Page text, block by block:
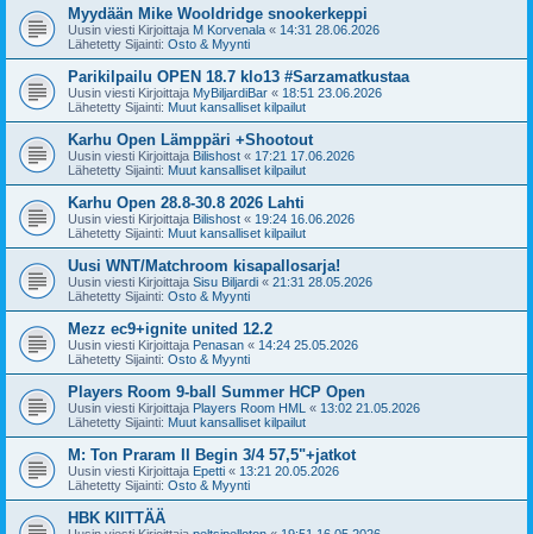
Myydään Mike Wooldridge snookerkeppi
Uusin viesti Kirjoittaja M Korvenala « 14:31 28.06.2026
Lähetetty Sijainti: Osto & Myynti
Parikilpailu OPEN 18.7 klo13 #Sarzamatkustaa
Uusin viesti Kirjoittaja MyBiljardiBar « 18:51 23.06.2026
Lähetetty Sijainti: Muut kansalliset kilpailut
Karhu Open Lämppäri +Shootout
Uusin viesti Kirjoittaja Bilishost « 17:21 17.06.2026
Lähetetty Sijainti: Muut kansalliset kilpailut
Karhu Open 28.8-30.8 2026 Lahti
Uusin viesti Kirjoittaja Bilishost « 19:24 16.06.2026
Lähetetty Sijainti: Muut kansalliset kilpailut
Uusi WNT/Matchroom kisapallosarja!
Uusin viesti Kirjoittaja Sisu Biljardi « 21:31 28.05.2026
Lähetetty Sijainti: Osto & Myynti
Mezz ec9+ignite united 12.2
Uusin viesti Kirjoittaja Penasan « 14:24 25.05.2026
Lähetetty Sijainti: Osto & Myynti
Players Room 9-ball Summer HCP Open
Uusin viesti Kirjoittaja Players Room HML « 13:02 21.05.2026
Lähetetty Sijainti: Muut kansalliset kilpailut
M: Ton Praram II Begin 3/4 57,5"+jatkot
Uusin viesti Kirjoittaja Epetti « 13:21 20.05.2026
Lähetetty Sijainti: Osto & Myynti
HBK KIITTÄÄ